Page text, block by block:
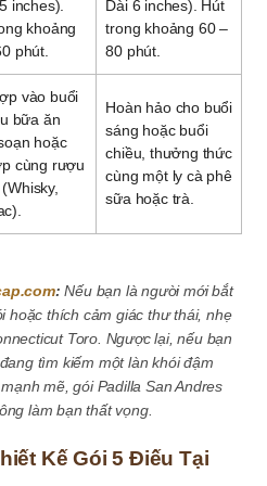
inches).
khoảng
phút.
Dài 6 inches). Hút
trong khoảng 60 –
80 phút.
vào buổi
bữa ăn
hoặc
cùng rượu
Hoàn hảo cho buổi
sáng hoặc buổi
chiều, thưởng thức
cùng một ly cà phê
sữa hoặc trà.
: Nếu bạn là người mới bắt
hoặc thích cảm giác thư thái, nhẹ
Toro. Ngược lại, nếu bạn
tìm kiếm một làn khói đậm
mẽ, gói Padilla San Andres
làm bạn thất vọng.
Kế Gói 5 Điếu Tại